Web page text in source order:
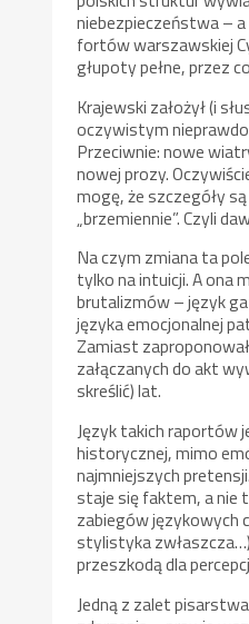
niebezpieczeństwa –
fortów warszawskiej
głupoty pełne, przez
Krajewski założył (i
oczywistym
Przeciwnie: nowe
nowej prozy.
mogę, że szczegóły
„brzemiennie”. Czyli
Na czym zmiana ta
tylko na intuicji. A ona
brutalizmów – język
języka emocjonalnej
Zamiast
załączanych do akt
skreślić) lat.
Język takich raportów
historycznej, mimo
najmniejszych
staje się faktem, a nie
zabiegów językowych
stylistyka
przeszkodą dla
Jedną z zalet